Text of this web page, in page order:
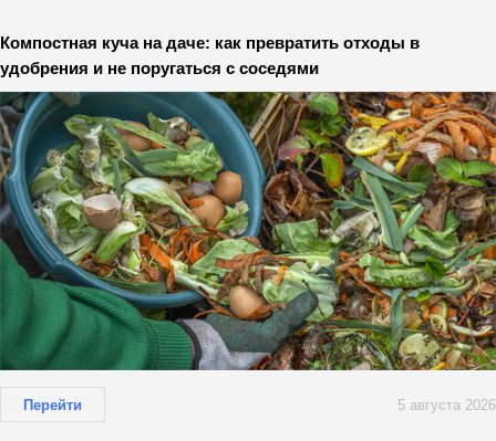
Компостная куча на даче: как превратить отходы в
удобрения и не поругаться с соседями
Перейти 5 августа 2026